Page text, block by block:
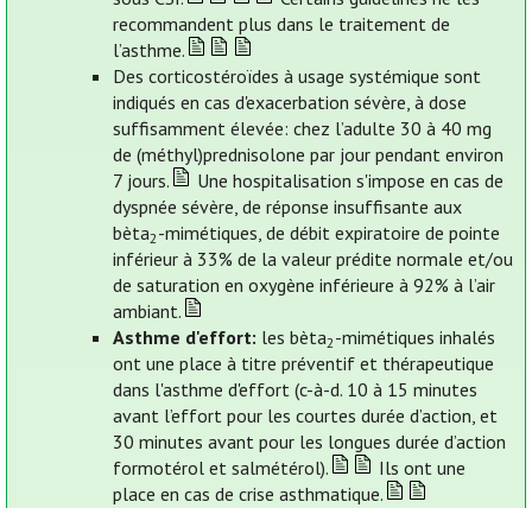
recommandent plus dans le traitement de
l’asthme.
Des corticostéroïdes à usage systémique sont
indiqués en cas d'exacerbation sévère, à dose
suffisamment élevée: chez l’adulte 30 à 40 mg
de (méthyl)prednisolone par jour pendant environ
7 jours.
Une hospitalisation s'impose en cas de
dyspnée sévère, de réponse insuffisante aux
bèta2-mimétiques, de débit expiratoire de pointe
inférieur à 33% de la valeur prédite normale et/ou
de saturation en oxygène inférieure à 92% à l’air
ambiant.
Asthme d'effort: les bèta2-mimétiques inhalés
ont une place à titre préventif et thérapeutique
dans l'asthme d'effort (c-à-d. 10 à 15 minutes
avant l’effort pour les courtes durée d’action, et
30 minutes avant pour les longues durée d’action
formotérol et salmétérol).
Ils ont une
place en cas de crise asthmatique.